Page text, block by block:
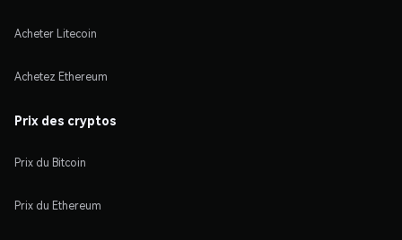
Acheter Litecoin
Achetez Ethereum
Prix des cryptos
Prix du Bitcoin
Prix du Ethereum